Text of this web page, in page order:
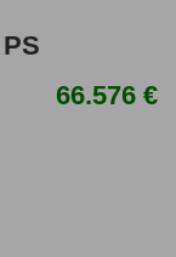
66.576 €